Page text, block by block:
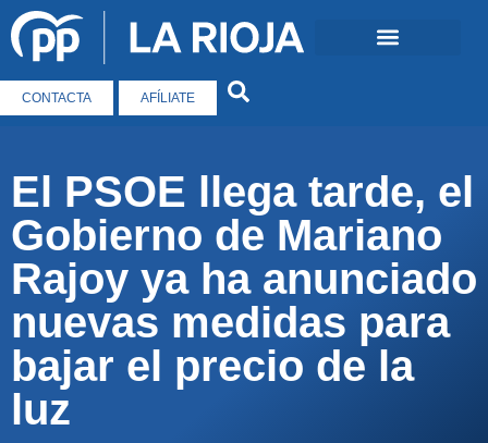
CONTACTA AFÍLIATE
El PSOE llega tarde, el
Gobierno de Mariano
Rajoy ya ha anunciado
nuevas medidas para
bajar el precio de la
luz